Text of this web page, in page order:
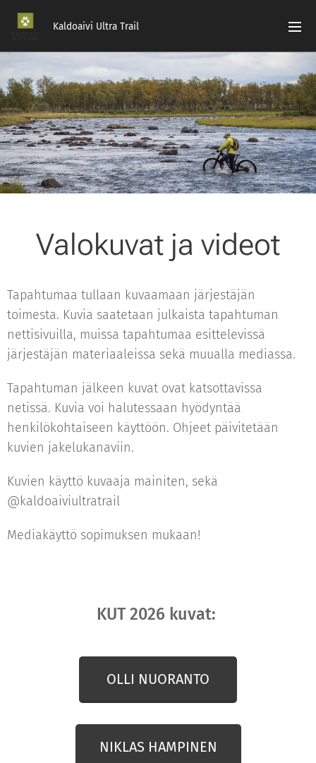
Kaldoaivi Ultra Trail
Valokuvat ja videot
Tapahtumaa tullaan kuvaamaan järjestäjän
toimesta. Kuvia saatetaan julkaista tapahtuman
nettisivuilla, muissa tapahtumaa esittelevissä
järjestäjän materiaaleissa sekä muualla mediassa.
Tapahtuman jälkeen kuvat ovat katsottavissa
netissä. Kuvia voi halutessaan hyödyntää
henkilökohtaiseen käyttöön. Ohjeet päivitetään
kuvien jakelukanaviin.
Kuvien käyttö kuvaaja mainiten, sekä
@kaldoaiviultratrail
Mediakäyttö sopimuksen mukaan!
KUT 2026 kuvat:
OLLI NUORANTO
NIKLAS HAMPINEN